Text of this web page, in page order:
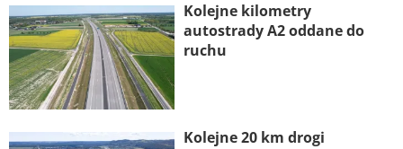
Kolejne kilometry
autostrady A2 oddane do
ruchu
Kolejne 20 km drogi